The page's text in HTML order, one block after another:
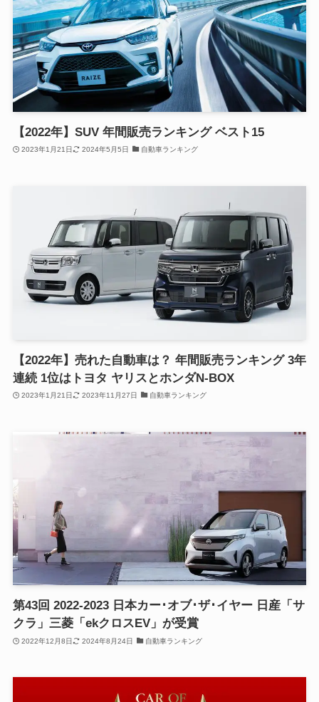
【2022年】SUV 年間販売ランキング ベスト15
2023年1月21日 2024年5月5日 自動車ランキング
【2022年】売れた自動車は？ 年間販売ランキング 3年
連続 1位はトヨタ ヤリスとホンダN-BOX
2023年1月21日 2023年11月27日 自動車ランキング
第43回 2022-2023 日本カー･オブ･ザ･イヤー 日産「サ
クラ」三菱「ekクロスEV」が受賞
2022年12月8日 2024年8月24日 自動車ランキング